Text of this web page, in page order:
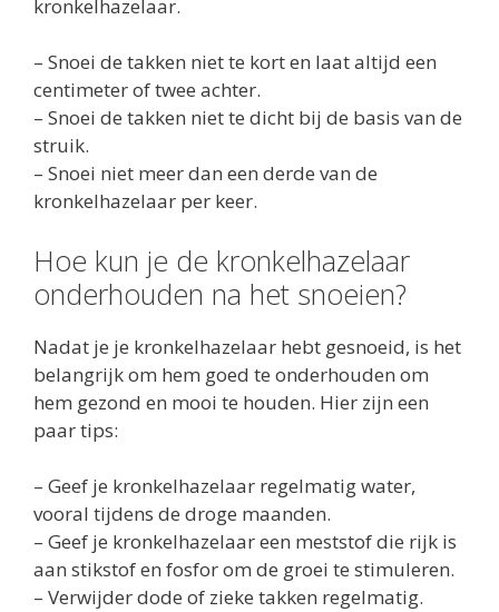
kronkelhazelaar.
– Snoei de takken niet te kort en laat altijd een
centimeter of twee achter.
– Snoei de takken niet te dicht bij de basis van de
struik.
– Snoei niet meer dan een derde van de
kronkelhazelaar per keer.
Hoe kun je de kronkelhazelaar
onderhouden na het snoeien?
Nadat je je kronkelhazelaar hebt gesnoeid, is het
belangrijk om hem goed te onderhouden om
hem gezond en mooi te houden. Hier zijn een
paar tips:
– Geef je kronkelhazelaar regelmatig water,
vooral tijdens de droge maanden.
– Geef je kronkelhazelaar een meststof die rijk is
aan stikstof en fosfor om de groei te stimuleren.
– Verwijder dode of zieke takken regelmatig.